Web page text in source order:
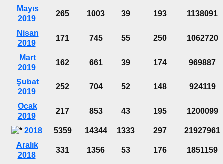
Mayıs
2019
265 1003 39 193 1138091
Nisan
2019
171 745 55 250 1062720
Mart
2019
162 661 39 174 969887
Şubat
2019
252 704 52 148 924119
Ocak
2019
217 853 43 195 1200099
2018 5359 14344 1333 297
21927961
Aralık
2018
331 1356 53 176 1851159